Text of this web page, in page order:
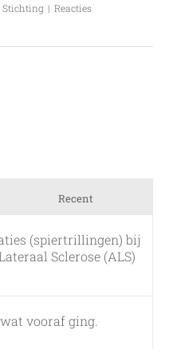
Stichting | Reacties
Recent
(spiertrillingen) bij
Sclerose (ALS)
vooraf ging.